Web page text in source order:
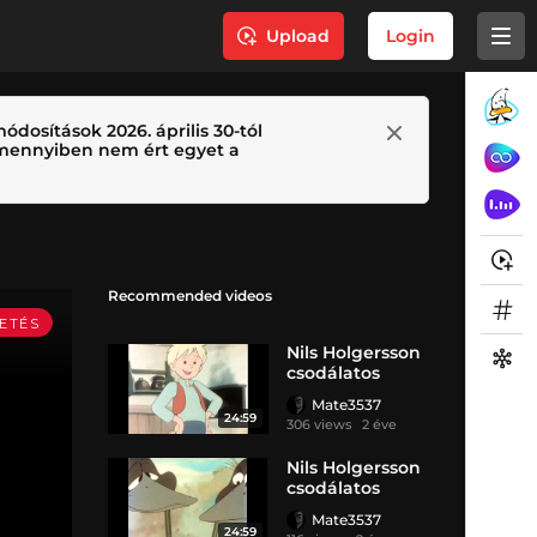
Upload Login
2026. április 30-tól
nem ért egyet a
Recommended videos
24:59
Nils Holgersson
csodálatos
utazása a
vadludakkal
1.évad 1.rész
Mate3537
306 views 2 éve
24:59
Nils Holgersson
csodálatos
utazása a
vadludakkal
Mate3537